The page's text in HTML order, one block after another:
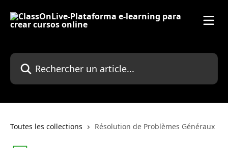
Rechercher un article...
Toutes les collections Résolution de Problèmes Généraux